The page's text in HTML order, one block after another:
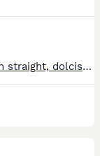
vendo cucciola di quasi 5 mesi di scottish straight, dolcissima,bravissima e molto buffa, ottima per la compagnia. inoltre oltre alla gattina verrano ceduti una cuccia morbida,una lettiera chiusa e 2 trasportino (1 morbido e uno rigido) e vari giochi